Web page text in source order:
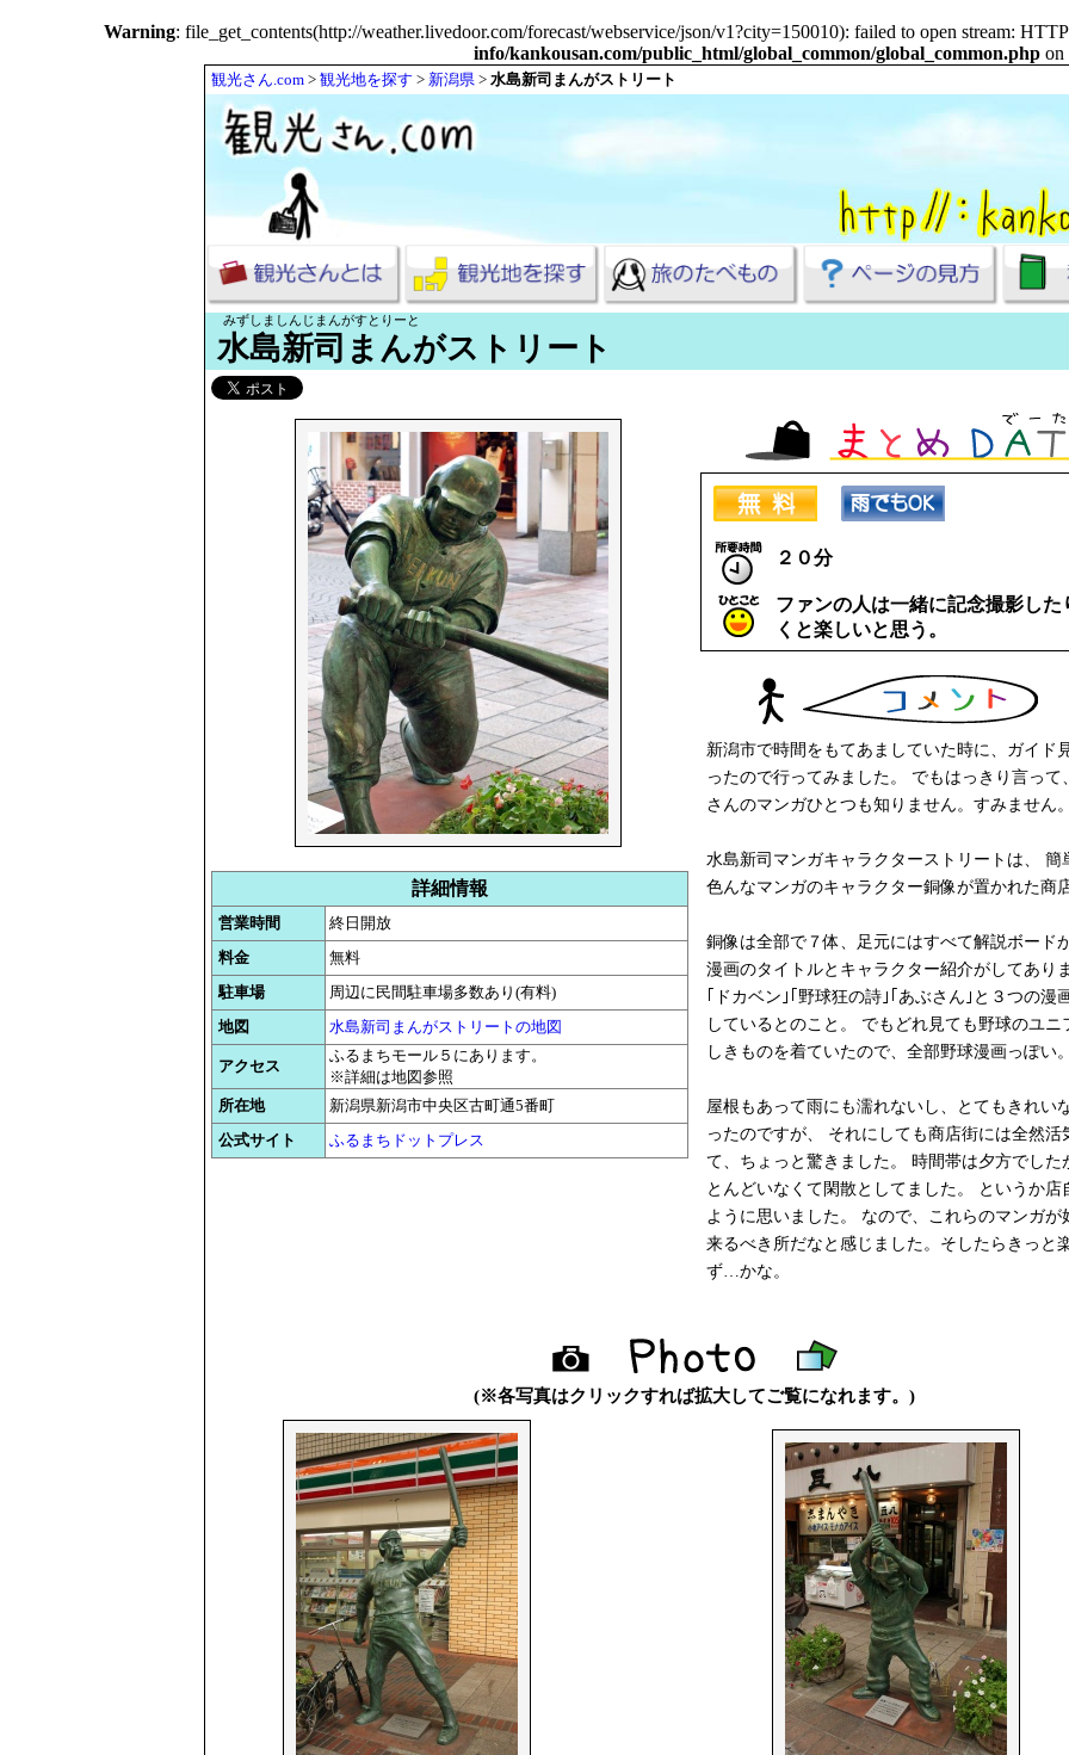
Warning: file_get_contents(http://weather.livedoor.com/forecast/webservice/json/v1?city=150010): failed to open stream:
info/kankousan.com/public_html/global_common/global_common.php
観光さん.com > 観光地を探す > 新潟県 > 水島新司まんがストリート
みずしましんじまんがすとりーと
水島新司まんがストリート
詳細情報
営業時間
終日開放
料金
無料
駐車場
周辺に民間駐車場多数あり(有料)
地図
水島新司まんがストリートの地図
アクセス
ふるまちモール５にあります。
※詳細は地図参照
所在地
新潟県新潟市中央区古町通5番町
公式サイト
ふるまちドットプレス
２０分
ファンの人は一緒に記念撮影した
くと楽しいと思う。
新潟市で時間をもてあましていた時に、ガイド
ったので行ってみました。 でもはっきり言って
さんのマンガひとつも知りません。すみません
水島新司マンガキャラクターストリートは、 簡
色んなマンガのキャラクター銅像が置かれた商
銅像は全部で７体、足元にはすべて解説ボード
漫画のタイトルとキャラクター紹介がしてあり
｢ドカベン｣｢野球狂の詩｣｢あぶさん｣と３つの漫
しているとのこと。 でもどれ見ても野球のユニ
しきものを着ていたので、全部野球漫画っぽい
屋根もあって雨にも濡れないし、とてもきれい
ったのですが、 それにしても商店街には全然活
て、ちょっと驚きました。 時間帯は夕方でした
とんどいなくて閑散としてました。 というか店
ように思いました。 なので、これらのマンガが
来るべき所だなと感じました。そしたらきっと
ず…かな。
(※各写真はクリックすれば拡大してご覧になれます。)